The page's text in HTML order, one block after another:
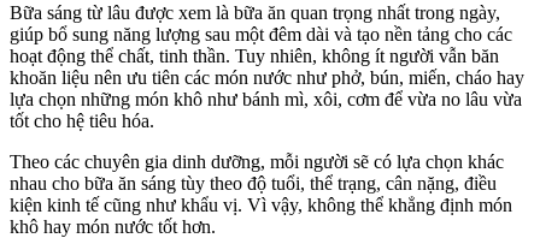
Bữa sáng từ lâu được xem là bữa ăn quan trọng nhất trong ngày,
giúp bổ sung năng lượng sau một đêm dài và tạo nền tảng cho các
hoạt động thể chất, tinh thần. Tuy nhiên, không ít người vẫn băn
khoăn liệu nên ưu tiên các món nước như phở, bún, miến, cháo hay
lựa chọn những món khô như bánh mì, xôi, cơm để vừa no lâu vừa
tốt cho hệ tiêu hóa.
Theo các chuyên gia dinh dưỡng, mỗi người sẽ có lựa chọn khác
nhau cho bữa ăn sáng tùy theo độ tuổi, thể trạng, cân nặng, điều
kiện kinh tế cũng như khẩu vị. Vì vậy, không thể khẳng định món
khô hay món nước tốt hơn.